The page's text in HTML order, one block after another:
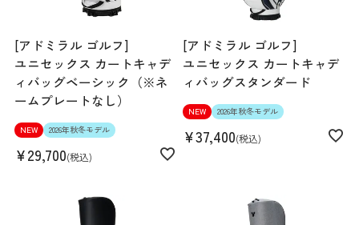
[アドミラル ゴルフ]
ユニセックス カートキャデ
ィバッグベーシック（※ネ
ームプレートなし）
NEW 2026年秋冬モデル
¥29,700 税込
[アドミラル ゴルフ]
ユニセックス カートキャデ
ィバッグスタンダード
NEW 2026年秋冬モデル
¥37,400 税込